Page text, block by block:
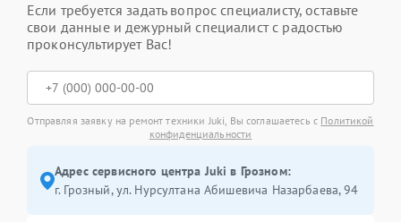
Если требуется задать вопрос специалисту, оставьте
свои данные и дежурный специалист с радостью
проконсультирует Вас!
Отправляя заявку на ремонт техники Juki, Вы соглашаетесь с Политикой
конфиденциальности
Адрес сервисного центра Juki в Грозном:
г. Грозный, ул. Нурсултана Абишевича Назарбаева, 94